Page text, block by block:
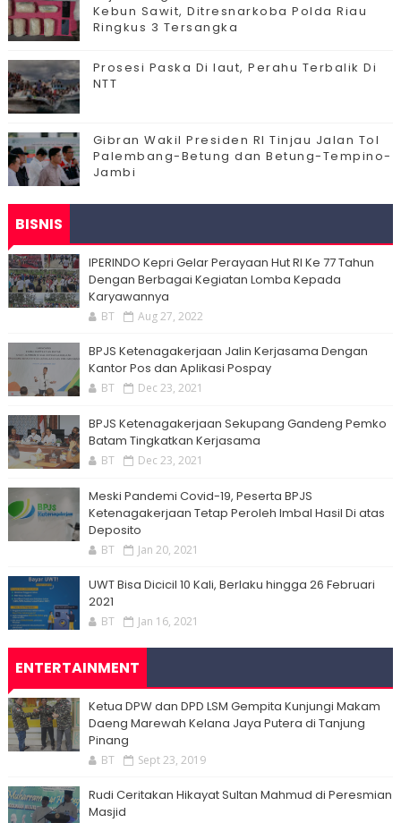
Kebun Sawit, Ditresnarkoba Polda Riau
Ringkus 3 Tersangka
Prosesi Paska Di laut, Perahu Terbalik Di
NTT
Gibran Wakil Presiden RI Tinjau Jalan Tol
Palembang-Betung dan Betung-Tempino-
Jambi
BISNIS
IPERINDO Kepri Gelar Perayaan Hut RI Ke 77 Tahun
Dengan Berbagai Kegiatan Lomba Kepada
Karyawannya
BT Aug 27, 2022
BPJS Ketenagakerjaan Jalin Kerjasama Dengan
Kantor Pos dan Aplikasi Pospay
BT Dec 23, 2021
BPJS Ketenagakerjaan Sekupang Gandeng Pemko
Batam Tingkatkan Kerjasama
BT Dec 23, 2021
Meski Pandemi Covid-19, Peserta BPJS
Ketenagakerjaan Tetap Peroleh Imbal Hasil Di atas
Deposito
BT Jan 20, 2021
UWT Bisa Dicicil 10 Kali, Berlaku hingga 26 Februari
2021
BT Jan 16, 2021
ENTERTAINMENT
Ketua DPW dan DPD LSM Gempita Kunjungi Makam
Daeng Marewah Kelana Jaya Putera di Tanjung
Pinang
BT Sept 23, 2019
Rudi Ceritakan Hikayat Sultan Mahmud di Peresmian
Masjid